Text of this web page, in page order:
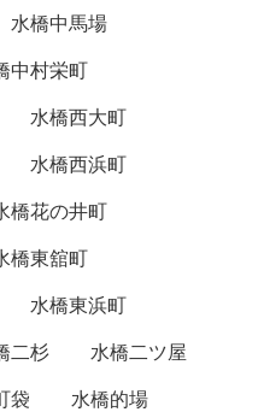
水橋中馬場
中村栄町
水橋西大町
水橋西浜町
橋花の井町
橋東舘町
水橋東浜町
二杉
水橋二ツ屋
袋 水橋的場